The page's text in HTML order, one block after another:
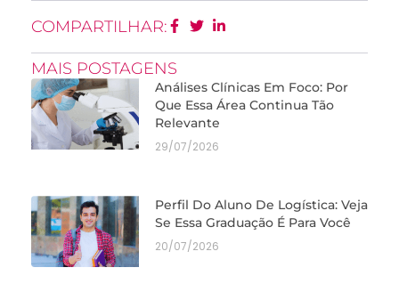
COMPARTILHAR:
MAIS POSTAGENS
Análises Clínicas Em Foco: Por
Que Essa Área Continua Tão
Relevante
29/07/2026
Perfil Do Aluno De Logística: Veja
Se Essa Graduação É Para Você
20/07/2026